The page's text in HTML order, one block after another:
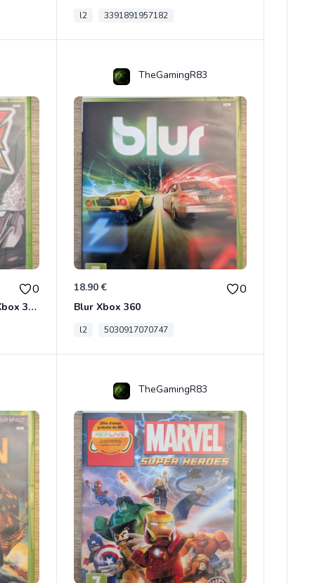
l2 3391891957182
0
Dragon Ball Z : Burst Limit Xbox 360
TheGamingR83
18.90 € 0
Blur Xbox 360
l2 5030917070747
TheGamingR83